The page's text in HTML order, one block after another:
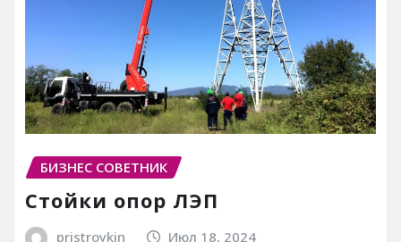
БИЗНЕС СОВЕТНИК
Стойки опор ЛЭП
pristroykin_ Июл 18, 2024